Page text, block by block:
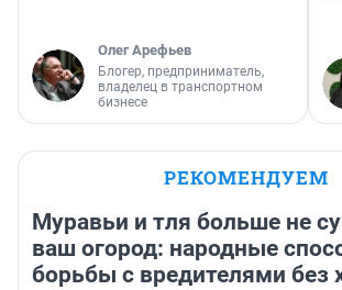
Олег Арефьев
Блогер, предприниматель,
владелец в транспортном
бизнесе
РЕКОМЕНДУЕМ
Муравьи и тля больше не
ваш огород: народные
борьбы с вредителями без